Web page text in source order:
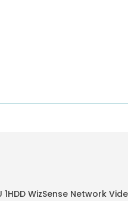
1HDD WizSense Network